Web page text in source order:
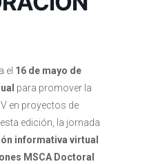
el 16 de mayo de
para promover la
en proyectos de
edición, la jornada
informativa virtual
MSCA Doctoral